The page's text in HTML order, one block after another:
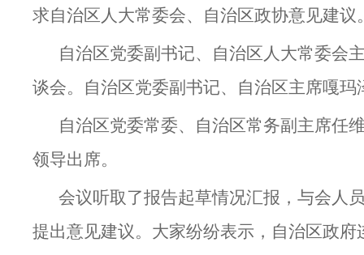
求自治区人大常委会、自治区政协意见建议
自治区党委副书记、自治区人大常委会
谈会。自治区党委副书记、自治区主席嘎玛
自治区党委常委、自治区常务副主席任
领导出席。
会议听取了报告起草情况汇报，与会人
提出意见建议。大家纷纷表示，自治区政